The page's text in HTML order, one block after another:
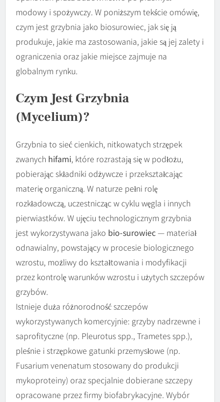
modowy i spożywczy. W poniższym tekście omówię,
czym jest grzybnia jako biosurowiec, jak się ją
produkuje, jakie ma zastosowania, jakie są jej zalety i
ograniczenia oraz jakie miejsce zajmuje na
globalnym rynku.
Czym Jest Grzybnia
(mycelium)?
Grzybnia to sieć cienkich, nitkowatych strzępek
zwanych hifami, które rozrastają się w podłożu,
pobierając składniki odżywcze i przekształcając
materię organiczną. W naturze pełni rolę
rozkładowczą, uczestnicząc w cyklu węgla i innych
pierwiastków. W ujęciu technologicznym grzybnia
jest wykorzystywana jako bio-surowiec— materiał
odnawialny, powstający w procesie biologicznego
wzrostu, możliwy do kształtowania i modyfikacji
przez kontrolę warunków wzrostu i użytych szczepów
grzybów.
Istnieje duża różnorodność szczepów
wykorzystywanych komercyjnie: grzyby nadrzewne i
saprofityczne (np. Pleurotus spp., Trametes spp.),
pleśnie i strzępkowe gatunki przemysłowe (np.
Fusarium venenatum stosowany do produkcji
mykoproteiny) oraz specjalnie dobierane szczepy
opracowane przez firmy biofabrykacyjne. Wybór